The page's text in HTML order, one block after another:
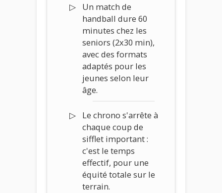
Un match de
handball dure 60
minutes chez les
seniors (2x30 min),
avec des formats
adaptés pour les
jeunes selon leur
âge.
Le chrono s'arrête à
chaque coup de
sifflet important :
c'est le temps
effectif, pour une
équité totale sur le
terrain.